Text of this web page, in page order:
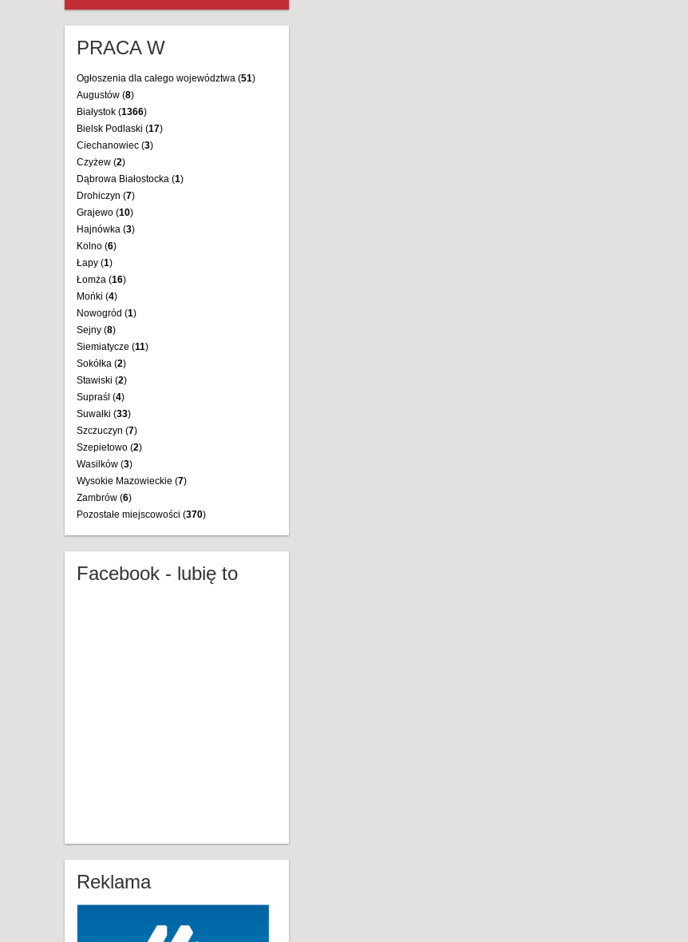
PRACA W
Ogłoszenia dla całego województwa (51)
Augustów (8)
Białystok (1366)
Bielsk Podlaski (17)
Ciechanowiec (3)
Czyżew (2)
Dąbrowa Białostocka (1)
Drohiczyn (7)
Grajewo (10)
Hajnówka (3)
Kolno (6)
Łapy (1)
Łomża (16)
Mońki (4)
Nowogród (1)
Sejny (8)
Siemiatycze (11)
Sokółka (2)
Stawiski (2)
Supraśl (4)
Suwałki (33)
Szczuczyn (7)
Szepietowo (2)
Wasilków (3)
Wysokie Mazowieckie (7)
Zambrów (6)
Pozostałe miejscowości (370)
Facebook - lubię to
Reklama